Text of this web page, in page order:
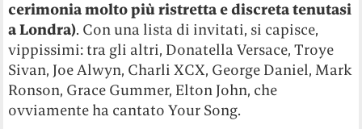
cerimonia molto più ristretta e discreta tenutasi
a Londra). Con una lista di invitati, si capisce,
vippissimi: tra gli altri, Donatella Versace, Troye
Sivan, Joe Alwyn, Charli XCX, George Daniel, Mark
Ronson, Grace Gummer, Elton John, che
ovviamente ha cantato Your Song.